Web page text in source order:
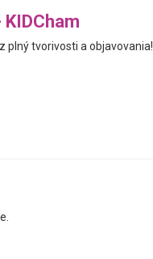
plný tvorivosti a objavovania!